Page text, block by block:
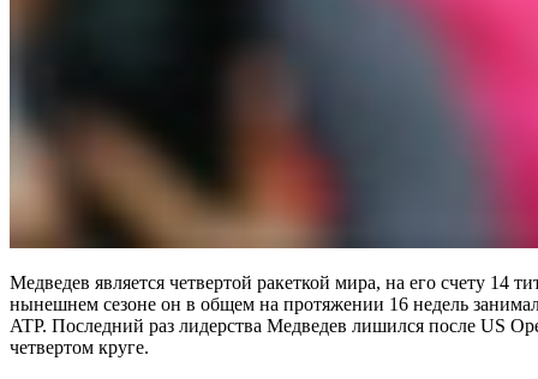
Медведев является четвертой ракеткой мира, на его счету 14
нынешнем сезоне он в общем на протяжении 16 недель
ATP. Последний раз лидерства Медведев лишился после US
четвертом круге.